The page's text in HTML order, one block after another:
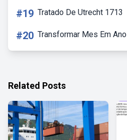
#19 Tratado De Utrecht 1713
#20 Transformar Mes Em Ano
Related Posts